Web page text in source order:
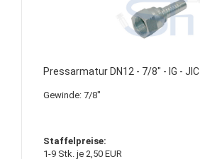
Pressarmatur DN12 - 7/8" - IG - JIC
Gewinde: 7/8"
Staffelpreise:
1-9 Stk. je 2,50 EUR